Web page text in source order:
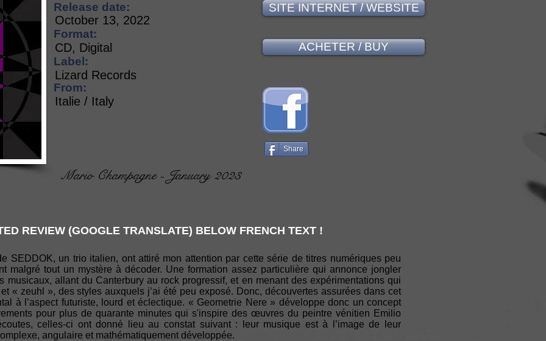
Release date:
October 13, 2022
Format:
CD, Digital
Label:
From:
Lizard Records
Italie / Italy
Mario Champagne - January 2023
SITE INTERNET / WEBSITE
ACHETER / BUY
Share
REVIEW (GOOGLE TRANSLATE) BELOW FRENCH TEXT !
SEDDOK, un trio italien, ont attiré mon attention par cette série de titres numériques peu
malgré tout un mystère à décoder. Une formation assez particulière qui annonce jongler
musicaux, allant du Canterbury au rock progressif, et en menant des expérimentations qui
« zeuhl », des styles auxquels j’ai été peu exposé. Donc, découvertes assurées dans cet
à l’aspect futuriste, lourd et éclectique. « Geometrie Nere » développe donc un concept
pour plus de quarante minutes qui s'inspire des œuvres du peintre vénitien Emilio
celles-ci ont donné lieu au constat suivant : leur musique est à l’image de leur
angulaire et mathématiquement développée.